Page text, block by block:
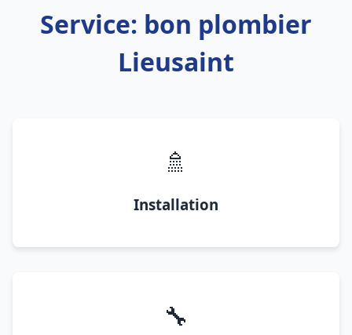
Service: bon plombier
Lieusaint
🚿
Installation
🔧